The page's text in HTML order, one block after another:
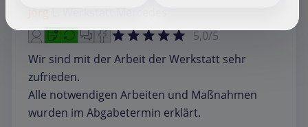
Jörg L.
5,0/5
Wir sind mit der Arbeit der Werkstatt sehr
zufrieden.
Alle notwendigen Arbeiten und Maßnahmen
wurden im Abgabetermin erklärt.